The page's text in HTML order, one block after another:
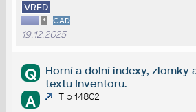
VRED
* CAD
19.12.2025
Q
Horní a dolní indexy, zlomky
textu Inventoru.
A Tip 14802